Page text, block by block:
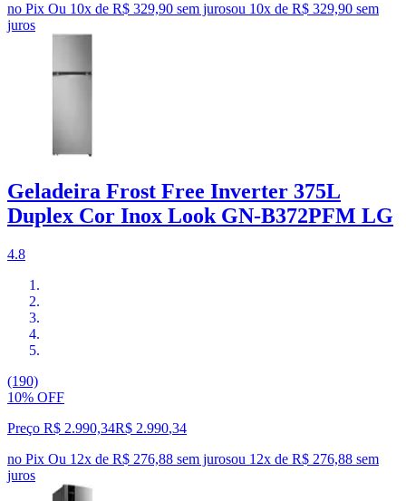
no Pix Ou 10x de R$ 329,90 sem jurosou 10x de R$ 329,90 sem
juros
Geladeira Frost Free Inverter 375L
Duplex Cor Inox Look GN-B372PFM LG
4.8
(190)
10% OFF
Preço R$ 2.990,34R$ 2.990,34
no Pix Ou 12x de R$ 276,88 sem jurosou 12x de R$ 276,88 sem
juros